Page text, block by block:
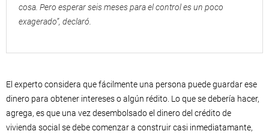
cosa. Pero esperar seis meses para el control es un poco
exagerado”, declaró.
El experto considera que fácilmente una persona puede guardar ese
dinero para obtener intereses o algún rédito. Lo que se debería hacer,
agrega, es que una vez desembolsado el dinero del crédito de
vivienda social se debe comenzar a construir casi inmediatamante,